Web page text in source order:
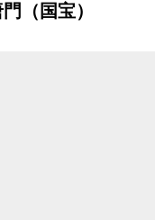
国宝）